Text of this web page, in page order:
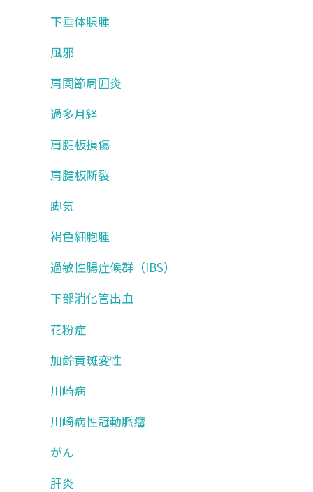
下垂体腺腫
風邪
肩関節周囲炎
過多月経
肩腱板損傷
肩腱板断裂
脚気
褐色細胞腫
過敏性腸症候群（IBS）
下部消化管出血
花粉症
加齢黄斑変性
川崎病
川崎病性冠動脈瘤
がん
肝炎